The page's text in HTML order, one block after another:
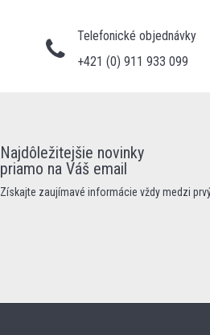
Telefonické objednávky
+421 (0) 911 933 099
Najdôležitejšie novinky
priamo na Váš email
Získajte zaujímavé informácie vždy medzi